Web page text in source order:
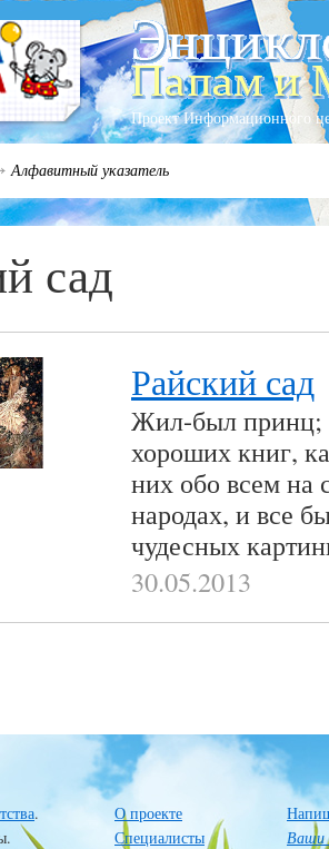
Проект Информационного
Алфавитный указатель
сад
Райский сад
Жил-был принц;
хороших книг,
них обо всем на
народах, и все
чудесных
30.05.2013
.
О проекте
Специалисты
Ваши